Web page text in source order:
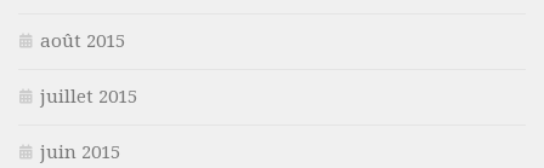
août 2015
juillet 2015
juin 2015